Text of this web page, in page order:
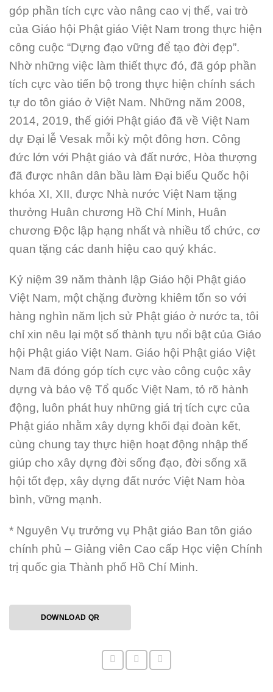
góp phần tích cực vào nâng cao vị thế, vai trò
của Giáo hội Phật giáo Việt Nam trong thực hiện
công cuộc “Dựng đạo vững để tạo đời đẹp”.
Nhờ những việc làm thiết thực đó, đã góp phần
tích cực vào tiến bộ trong thực hiện chính sách
tự do tôn giáo ở Việt Nam. Những năm 2008,
2014, 2019, thế giới Phật giáo đã về Việt Nam
dự Đại lễ Vesak mỗi kỳ một đông hơn. Công
đức lớn với Phật giáo và đất nước, Hòa thượng
đã được nhân dân bầu làm Đại biểu Quốc hội
khóa XI, XII, được Nhà nước Việt Nam tặng
thưởng Huân chương Hồ Chí Minh, Huân
chương Độc lập hạng nhất và nhiều tổ chức, cơ
quan tặng các danh hiệu cao quý khác.
Kỷ niệm 39 năm thành lập Giáo hội Phật giáo
Việt Nam, một chặng đường khiêm tốn so với
hàng nghìn năm lịch sử Phật giáo ở nước ta, tôi
chỉ xin nêu lại một số thành tựu nổi bật của Giáo
hội Phật giáo Việt Nam. Giáo hội Phật giáo Việt
Nam đã đóng góp tích cực vào công cuộc xây
dựng và bảo vệ Tổ quốc Việt Nam, tỏ rõ hành
động, luôn phát huy những giá trị tích cực của
Phật giáo nhằm xây dựng khối đại đoàn kết,
cùng chung tay thực hiện hoạt động nhập thế
giúp cho xây dựng đời sống đạo, đời sống xã
hội tốt đẹp, xây dựng đất nước Việt Nam hòa
bình, vững mạnh.
* Nguyên Vụ trưởng vụ Phật giáo Ban tôn giáo
chính phủ – Giảng viên Cao cấp Học viện Chính
trị quốc gia Thành phố Hồ Chí Minh.
DOWNLOAD QR